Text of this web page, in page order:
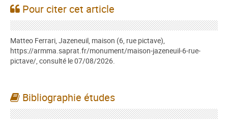
Pour citer cet article
Matteo Ferrari, Jazeneuil, maison (6, rue pictave),
https://armma.saprat.fr/monument/maison-jazeneuil-6-rue-
pictave/, consulté le 07/08/2026.
Bibliographie études